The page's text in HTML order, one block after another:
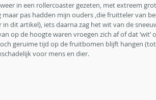
in een rollercoaster gezeten, met extreem
pas hadden mijn ouders ,die fruitteler van
in dit artikel), iets daarna zag het wit van de
op de hoogte waren vroegen zich af of dat
geruime tijd op de fruitbomen blijft hangen
voor mens en dier.